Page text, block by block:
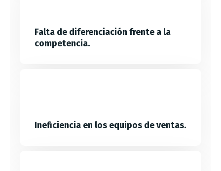
Falta de diferenciación frente a la
competencia.
Ineficiencia en los equipos de ventas.